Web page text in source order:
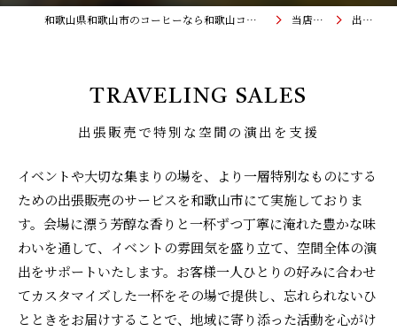
和歌山県和歌山市のコーヒーなら和歌山コーヒー焙煎所〜Your Coffee〜 当店の特徴 出張販売
出張販売で特別な空間の演出を支援
TRAVELING SALES
イベントや大切な集まりの場を、より一層特別なものにする
ための出張販売のサービスを和歌山市にて実施しておりま
す。会場に漂う芳醇な香りと一杯ずつ丁寧に淹れた豊かな味
わいを通して、イベントの雰囲気を盛り立て、空間全体の演
出をサポートいたします。お客様一人ひとりの好みに合わせ
てカスタマイズした一杯をその場で提供し、忘れられないひ
とときをお届けすることで、地域に寄り添った活動を心がけ